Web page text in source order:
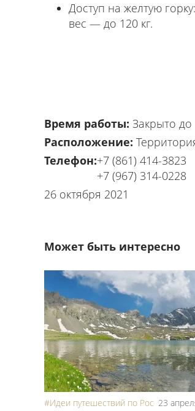
Доступ на желтую
вес — до 120 кг.
Время работы: Закрыто
Расположение:
Телефон:+7 (861) 414-3823
+7 (967) 314-0228
26 октября 2021
Может быть интересно
#Идеи путешествий по России
23